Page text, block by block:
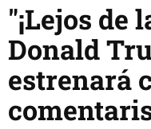
"¡Lejos de
Donald
estrenará